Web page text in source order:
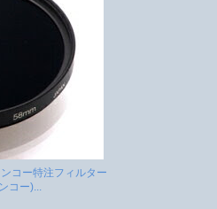
コー特注フィルター
コー)...